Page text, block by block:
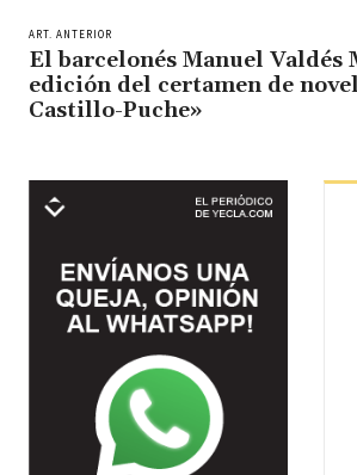
ART. ANTERIOR
El barcelonés Manuel Valdés
edición del certamen de
Castillo-Puche»